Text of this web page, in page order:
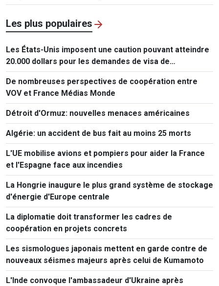
Les plus populaires
Les États-Unis imposent une caution pouvant atteindre
20.000 dollars pour les demandes de visa de
ressortissants de 50 pays
De nombreuses perspectives de coopération entre
VOV et France Médias Monde
Détroit d'Ormuz: nouvelles menaces américaines
Algérie: un accident de bus fait au moins 25 morts
L'UE mobilise avions et pompiers pour aider la France
et l'Espagne face aux incendies
La Hongrie inaugure le plus grand système de stockage
d'énergie d'Europe centrale
La diplomatie doit transformer les cadres de
coopération en projets concrets
Les sismologues japonais mettent en garde contre de
nouveaux séismes majeurs après celui de Kumamoto
L'Inde convoque l'ambassadeur d'Ukraine après